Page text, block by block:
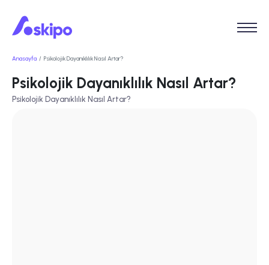
Anasayfa Psikolojik Dayanıklılık Nasıl Artar?
Psikolojik Dayanıklılık Nasıl Artar?
Psikolojik Dayanıklılık Nasıl Artar?